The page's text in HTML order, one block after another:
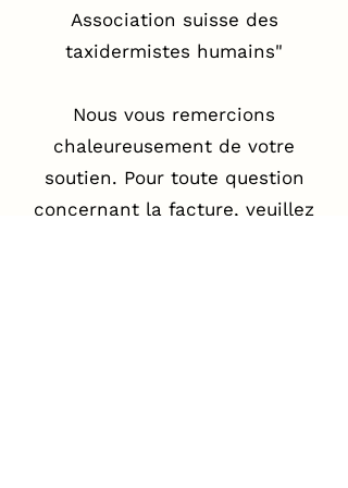
Association suisse des
taxidermistes humains"
Nous vous remercions
chaleureusement de votre
soutien. Pour toute question
concernant la facture, veuillez